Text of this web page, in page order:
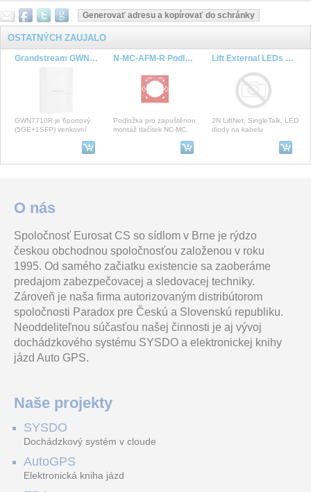
OSTATNÝCH ZAUJALO
Grandstream GWN7711R venkovní L2 Lite managed switch, 5xGbE, 4xPoE+, IP66
GWN7710R je 6portový
(5GE+1SFP) venkovní
je vybaven vodotěsným
N-MC-AFM-R Podložka pro zapuštěnou montáž tlačítek NC-MC, červená
Podložka pro zapuštěnou
montáž tlačítek NC-MC,
Lift External LEDs 1m cable
2N LiftNet, SingleTalk, LED
diody na kabelu
Stenový držiak s guľovým
kĺbom pro kryty EXHC a
EXHD so špeciálnym kĺbom
Box s bity Impact 49 pro
vrtací a rázové
utahovákyBox s bity Impact
49 pro vrtací a rázové ut
47.64 €
vr. DPH 58.60 €
Yealink UH34 Mono je
profesionální drátová
náhlavní souprava na jedno
ucho s USB konektorem a
Grandstream GWN7801 Managed Network Switch 8 portů
Grandstream GWN7801
kterà
AM307-868M Senzor kvality ovzduší, CO2, teploty, vlhkosti, NFC, IP30
EXWBJ000
O nás
Spoločnosť Eurosat CS so sídlom v Brne je rýdzo
českou obchodnou spoločnosťou založenou v roku
1995. Od samého začiatku existencie sa zaoberáme
predajom zabezpečovacej a sledovacej techniky.
Zároveň je naša firma autorizovaným distribútorom
spoločnosti Paradox pre Českú a Slovenskú republiku.
Neoddeliteľnou súčasťou našej činnosti je aj vývoj
dochádzkového systému SYSDO a elektronickej knihy
jázd Auto GPS.
Naše projekty
SYSDO
Dochádzkový systém v cloude
AutoGPS
Elektronická kniha jázd